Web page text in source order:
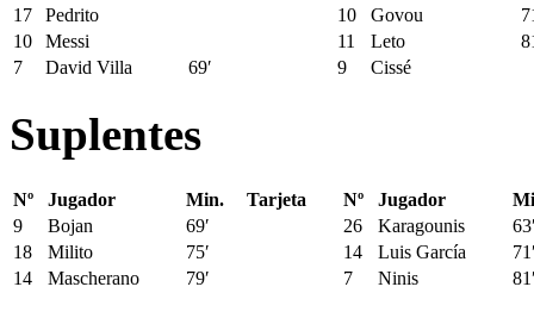
17
Pedrito 10 Govou
10
Messi 11 Leto
7
David Villa 69′ 9 Cissé
Suplentes
Nº Jugador Min. Tarjeta Nº Jugador
9
Bojan 69′ 26 Karagounis
18
Milito 75′ 14 Luis García
14
Mascherano 79′ 7 Ninis